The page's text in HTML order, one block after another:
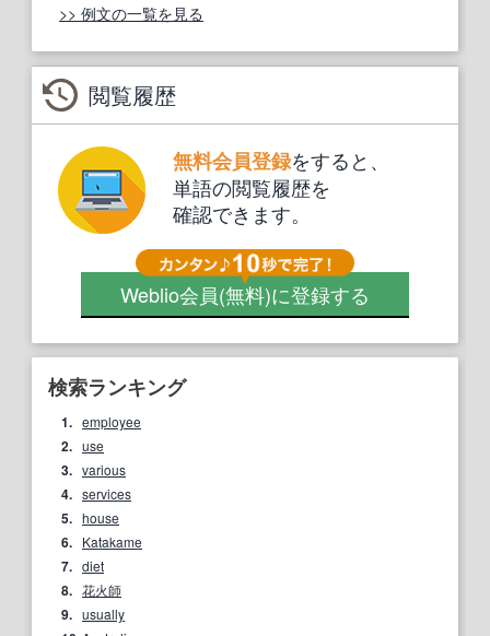
>> 例文の一覧を見る
閲覧履歴
無料会員登録をすると、
単語の閲覧履歴を
確認できます。
Weblio会員(無料)に登録する
検索ランキング
1. employee
2. use
3. various
4. services
5. house
6. Katakame
7. diet
8. 花火師
9. usually